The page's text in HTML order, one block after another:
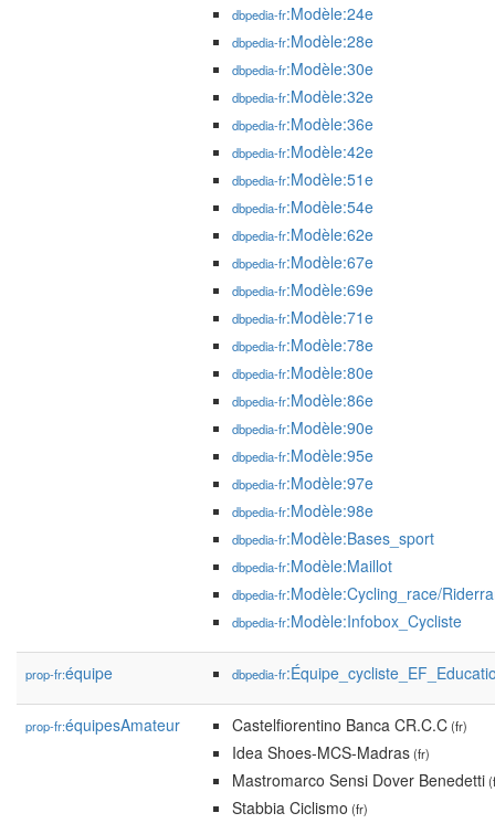
dbpedia-fr:Modèle:24e
dbpedia-fr:Modèle:28e
dbpedia-fr:Modèle:30e
dbpedia-fr:Modèle:32e
dbpedia-fr:Modèle:36e
dbpedia-fr:Modèle:42e
dbpedia-fr:Modèle:51e
dbpedia-fr:Modèle:54e
dbpedia-fr:Modèle:62e
dbpedia-fr:Modèle:67e
dbpedia-fr:Modèle:69e
dbpedia-fr:Modèle:71e
dbpedia-fr:Modèle:78e
dbpedia-fr:Modèle:80e
dbpedia-fr:Modèle:86e
dbpedia-fr:Modèle:90e
dbpedia-fr:Modèle:95e
dbpedia-fr:Modèle:97e
dbpedia-fr:Modèle:98e
dbpedia-fr:Modèle:Bases_sport
dbpedia-fr:Modèle:Maillot
dbpedia-fr:Modèle:Cycling_race/
dbpedia-fr:Modèle:Infobox_Cycliste
prop-fr:équipe dbpedia-fr
prop-fr:équipesAmateur Castelfiorentino Banca CR.C.C(fr)
Idea Shoes-MCS-Madras(fr)
Mastromarco Sensi Dover Benedetti
Stabbia Ciclismo (fr)